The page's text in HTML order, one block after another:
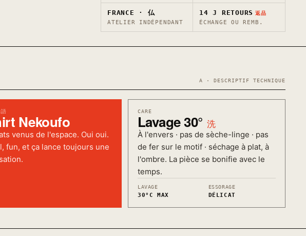
FRANCE · 仏
ATELIER INDÉPENDANT
14 J RETOURS 返品
ÉCHANGE OU REMB.
A · DESCRIPTIF TECHNIQUE
Nekoufo
venus de l'espace. Oui oui.
fun, et ça lance toujours une
CARE
Lavage 30° 洗
À l'envers · pas de sèche-linge · pas
de fer sur le motif · séchage à plat, à
l'ombre. La pièce se bonifie avec le
temps.
LAVAGE
30°C MAX
ESSORAGE
DÉLICAT